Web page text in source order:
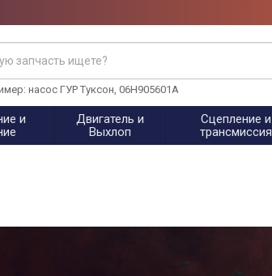
насос ГУР Туксон, 06H905601A
и
Двигатель и
Выхлоп
Сцепление и
трансмиссия